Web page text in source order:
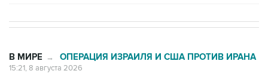
В МИРЕ → ОПЕРАЦИЯ ИЗРАИЛЯ И США ПРОТИВ ИРАНА
15:21, 8 августа 2026